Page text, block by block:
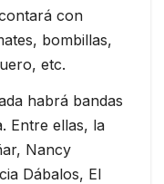
con
bombillas,
etc.
habrá bandas
Entre ellas, la
Nancy
Dábalos, El